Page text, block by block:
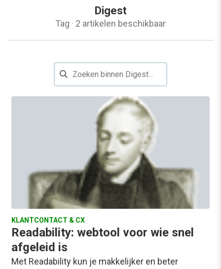
Digest
Tag · 2 artikelen beschikbaar
KLANTCONTACT & CX
Readability: webtool voor wie snel
afgeleid is
Met Readability kun je makkelijker en beter